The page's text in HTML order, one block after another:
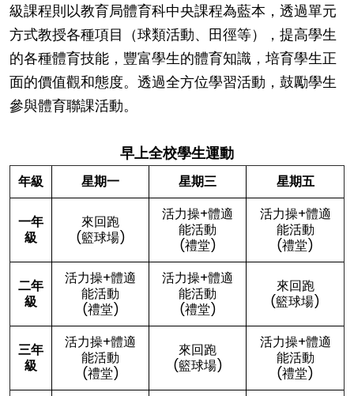
級課程則以教育局體育科中央課程為藍本，透過單元
方式教授各種項目（球類活動、田徑等），提高學生
的各種體育技能，豐富學生的體育知識，培育學生正
面的價值觀和態度。透過全方位學習活動，鼓勵學生
參與體育聯課活動。
早上全校學生運動
年級 星期一 星期三 星期五
一年
級
來回跑
(籃球場)
活力操+體適
能活動
(禮堂)
活力操+體適
能活動
(禮堂)
二年
級
活力操+體適
能活動
(禮堂)
活力操+體適
能活動
(禮堂)
來回跑
(籃球場)
三年
級
活力操+體適
能活動
(禮堂)
來回跑
(籃球場)
活力操+體適
能活動
(禮堂)